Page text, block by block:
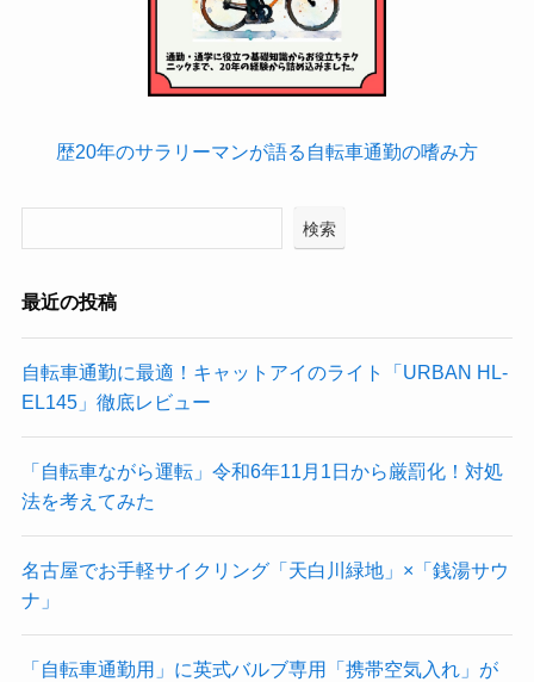
歴20年のサラリーマンが語る自転車通勤の嗜み方
検索
最近の投稿
自転車通勤に最適！キャットアイのライト「URBAN HL-
EL145」徹底レビュー
「自転車ながら運転」令和6年11月1日から厳罰化！対処
法を考えてみた
名古屋でお手軽サイクリング「天白川緑地」×「銭湯サウ
ナ」
「自転車通勤用」に英式バルブ専用「携帯空気入れ」が